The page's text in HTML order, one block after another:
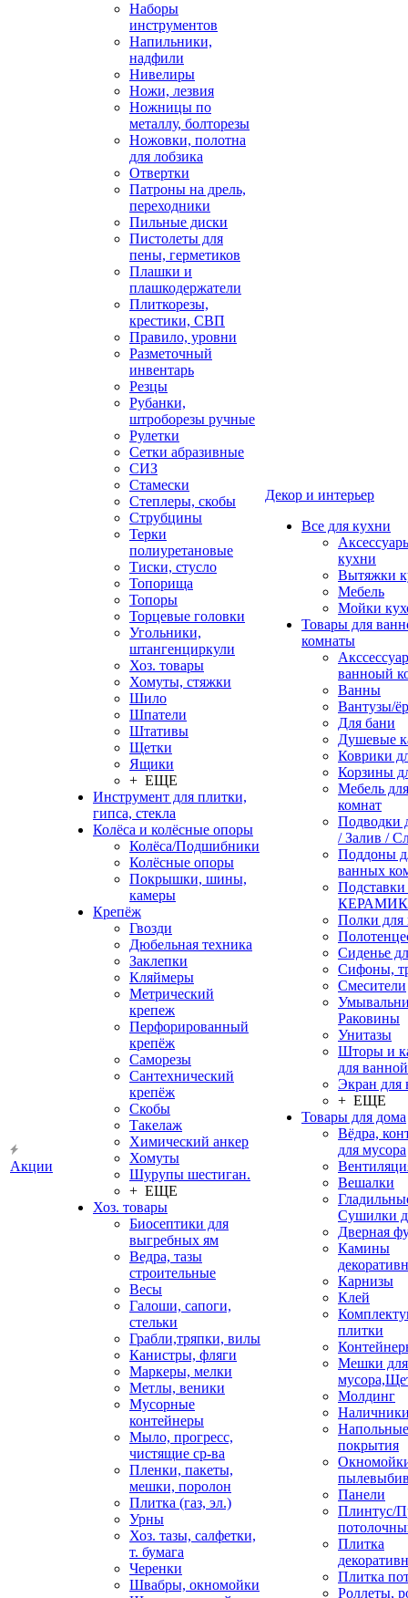
Акции
Наборы
инструментов
Напильники,
надфили
Нивелиры
Ножи, лезвия
Ножницы по
металлу, болторезы
Ножовки, полотна
для лобзика
Отвертки
Патроны на дрель,
переходники
Пильные диски
Пистолеты для
пены, герметиков
Плашки и
плашкодержатели
Плиткорезы,
крестики, СВП
Правило, уровни
Разметочный
инвентарь
Резцы
Рубанки,
штроборезы ручные
Рулетки
Сетки абразивные
СИЗ
Стамески
Степлеры, скобы
Струбцины
Терки
полиуретановые
Тиски, стусло
Топорища
Топоры
Торцевые головки
Угольники,
штангенциркули
Хоз. товары
Хомуты, стяжки
Шило
Шпатели
Штативы
Щетки
Ящики
+ ЕЩЕ
Инструмент для плитки,
гипса, стекла
Колёса и колёсные опоры
Колёса/Подшибники
Колёсные опоры
Покрышки, шины,
камеры
Крепёж
Гвозди
Дюбельная техника
Заклепки
Кляймеры
Метрический
крепеж
Перфорированный
крепёж
Саморезы
Сантехнический
крепёж
Скобы
Такелаж
Химический анкер
Хомуты
Шурупы шестиган.
+ ЕЩЕ
Хоз. товары
Биосептики для
выгребных ям
Ведра, тазы
строительные
Весы
Галоши, сапоги,
стельки
Грабли,тряпки, вилы
Канистры, фляги
Маркеры, мелки
Метлы, веники
Мусорные
контейнеры
Мыло, прогресс,
чистящие ср-ва
Пленки, пакеты,
мешки, поролон
Плитка (газ, эл.)
Урны
Хоз. тазы, салфетки,
т. бумага
Черенки
Швабры, окномойки
Декор и интерьер
Все для кухни
кухни
Вытяжки
Мебель
Мойки
Товары для
комнаты
ванноый
Ванны
Вантузы/
Для бани
Душевые
Коврики
Корзины
Мебель
комнат
Подводки
/ Залив /
Поддоны
ванных
Полки для
Сиденье
Сифоны,
Смесители
Раковины
Унитазы
Шторы и
для ванной
Экран для
+ ЕЩЕ
Товары для дома
Вёдра,
для мусора
Вешалки
Сушилки
Дверная
Камины
Карнизы
Клей
плитки
Мешки для
Молдинг
Напольные
покрытия
Панели
Плинтус/
Плитка
Плитка
Роллеты,